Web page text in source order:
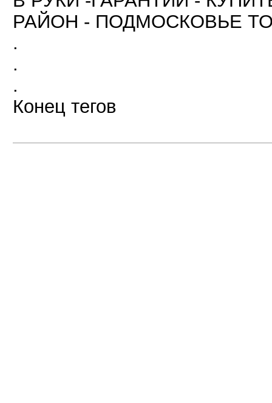
РАЙОН - ПОДМОСКОВЬЕ
.
.
.
Конец тегов